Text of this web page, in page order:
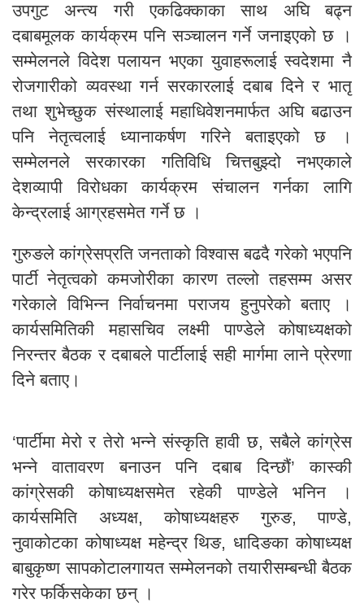
उपगुट अन्त्य गरी एकढिक्काका साथ अघि बढ्न
दबाबमूलक कार्यक्रम पनि सञ्चालन गर्ने जनाइएको छ ।
सम्मेलनले विदेश पलायन भएका युवाहरूलाई स्वदेशमा नै
रोजगारीको व्यवस्था गर्न सरकारलाई दबाब दिने र भातृ
तथा शुभेच्छुक संस्थालाई महाधिवेशनमार्फत अघि बढाउन
पनि नेतृत्वलाई ध्यानाकर्षण गरिने बताइएको छ ।
सम्मेलनले सरकारका गतिविधि चित्तबुझ्दो नभएकाले
देशव्यापी विरोधका कार्यक्रम संचालन गर्नका लागि
केन्द्रलाई आग्रहसमेत गर्ने छ ।
गुरुङले कांग्रेसप्रति जनताको विश्वास बढदै गरेको भएपनि
पार्टी नेतृत्वको कमजोरीका कारण तल्लो तहसम्म असर
गरेकाले विभिन्न निर्वाचनमा पराजय हुनुपरेको बताए ।
कार्यसमितिकी महासचिव लक्ष्मी पाण्डेले कोषाध्यक्षको
निरन्तर बैठक र दबाबले पार्टीलाई सही मार्गमा लाने प्रेरणा
दिने बताए।
‘पार्टीमा मेरो र तेरो भन्ने संस्कृति हावी छ, सबैले कांग्रेस
भन्ने वातावरण बनाउन पनि दबाब दिन्छौं’ कास्की
कांग्रेसकी कोषाध्यक्षसमेत रहेकी पाण्डेले भनिन ।
कार्यसमिति अध्यक्ष, कोषाध्यक्षहरु गुरुङ, पाण्डे,
नुवाकोटका कोषाध्यक्ष महेन्द्र थिङ, धादिङका कोषाध्यक्ष
बाबुकृष्ण सापकोटालगायत सम्मेलनको तयारीसम्बन्धी बैठक
गरेर फर्किसकेका छन् ।